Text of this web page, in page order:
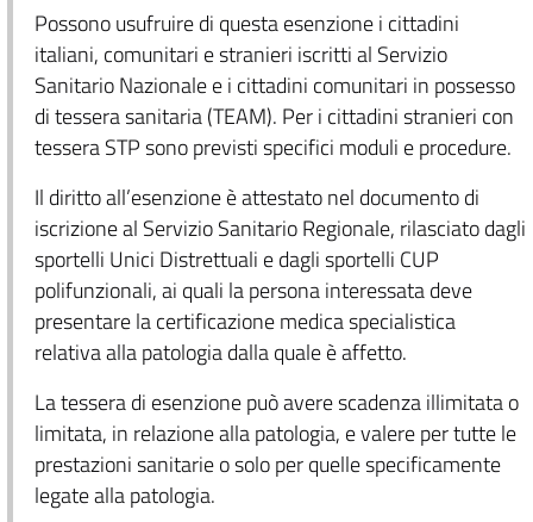
Possono usufruire di questa esenzione i cittadini
italiani, comunitari e stranieri iscritti al Servizio
Sanitario Nazionale e i cittadini comunitari in possesso
di tessera sanitaria (TEAM). Per i cittadini stranieri con
tessera STP sono previsti specifici moduli e procedure.
Il diritto all’esenzione è attestato nel documento di
iscrizione al Servizio Sanitario Regionale, rilasciato dagli
sportelli Unici Distrettuali e dagli sportelli CUP
polifunzionali, ai quali la persona interessata deve
presentare la certificazione medica specialistica
relativa alla patologia dalla quale è affetto.
La tessera di esenzione può avere scadenza illimitata o
limitata, in relazione alla patologia, e valere per tutte le
prestazioni sanitarie o solo per quelle specificamente
legate alla patologia.